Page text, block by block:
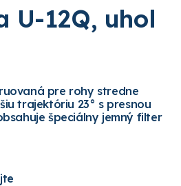
U-12Q, uhol
pre rohy stredne
trajektóriu 23° s presnou
špeciálny jemný filter